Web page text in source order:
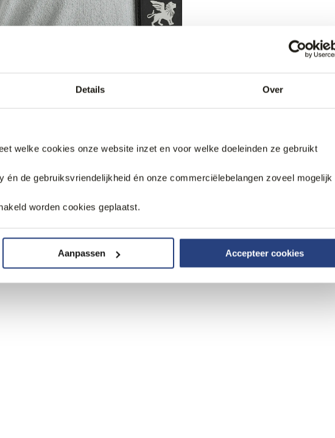
Details Over
welke cookies onze website inzet en voor welke doeleinden ze gebruikt
én de gebruiksvriendelijkheid én onze commerciëlebelangen zoveel mogelijk
worden cookies geplaatst.
Aanpassen Accepteer cookies